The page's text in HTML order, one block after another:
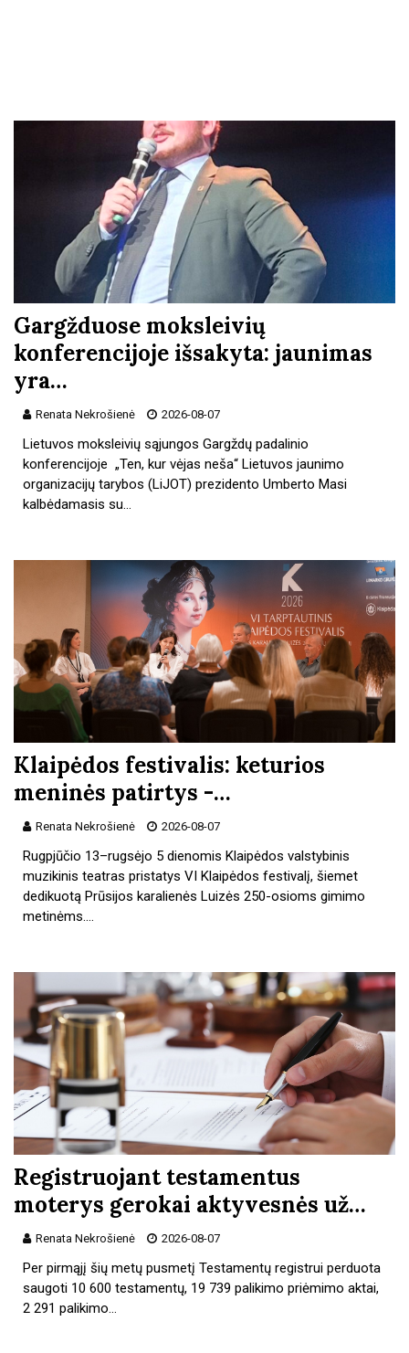
Gargžduose moksleivių
konferencijoje išsakyta: jaunimas
yra…
Renata Nekrošienė 2026-08-07
Lietuvos moksleivių sąjungos Gargždų padalinio
konferencijoje „Ten, kur vėjas neša“ Lietuvos jaunimo
organizacijų tarybos (LiJOT) prezidento Umberto Masi
kalbėdamasis su…
Klaipėdos festivalis: keturios
meninės patirtys -…
Renata Nekrošienė 2026-08-07
Rugpjūčio 13–rugsėjo 5 dienomis Klaipėdos valstybinis
muzikinis teatras pristatys VI Klaipėdos festivalį, šiemet
dedikuotą Prūsijos karalienės Luizės 250-osioms gimimo
metinėms.…
Registruojant testamentus
moterys gerokai aktyvesnės už…
Renata Nekrošienė 2026-08-07
Per pirmąjį šių metų pusmetį Testamentų registrui perduota
saugoti 10 600 testamentų, 19 739 palikimo priėmimo aktai,
2 291 palikimo…